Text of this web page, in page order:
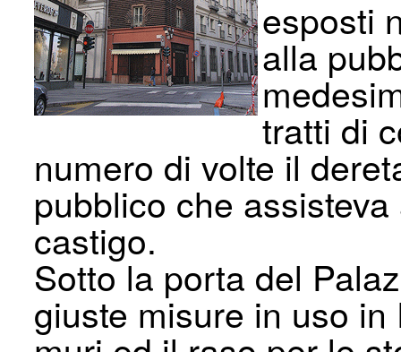
esposti
alla
tratti di
numero di volte il
pubblico che
castigo.
Sotto la porta del
giuste misure in uso